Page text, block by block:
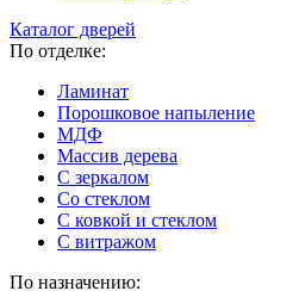
Каталог дверей
По отделке:
Ламинат
Порошковое напыление
МДФ
Массив дерева
С зеркалом
Со стеклом
С ковкой и стеклом
С витражом
По назначению: